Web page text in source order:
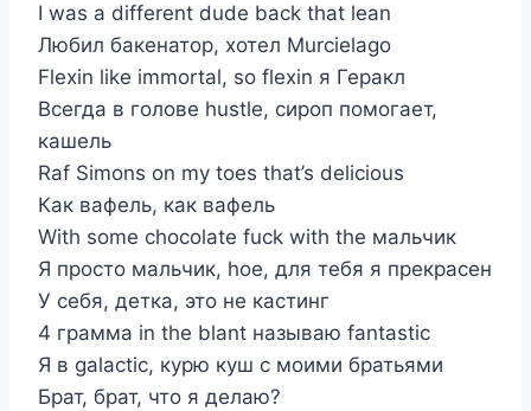
I was a different dude back that lean
Любил бакенатор, хотел Murcielago
Flexin like immortal, so flexin я Геракл
Всегда в голове hustle, сироп помогает,
кашель
Raf Simons on my toes that’s delicious
Как вафель, как вафель
With some chocolate fuck with the мальчик
Я просто мальчик, hoe, для тебя я прекрасен
У себя, детка, это не кастинг
4 грамма in the blant называю fantastic
Я в galactic, курю куш с моими братьями
Брат, брат, что я делаю?